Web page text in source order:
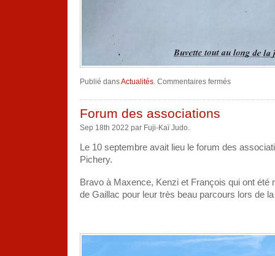
Publié dansActualités. Commentaires ferméssur
Forum des associations
Sep 18th 2022 par Fuji-Kaï Judo.
Le 10 septembre avait lieu le forum des
Pichery.
Bravo à Maxence, Kenzi et François qui ont été
de Gaillac pour leur très beau parcours lors de